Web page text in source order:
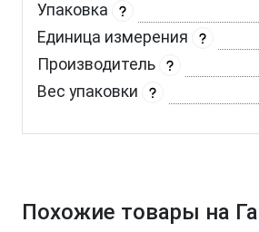
Упаковка
Единица измерения
Производитель
Вес упаковки
Похожие товары на